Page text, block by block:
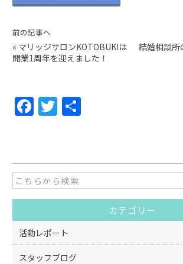
前の記事へ
« マリッジサロンKOTOBUKIは
開業1周年を迎えました！
結婚相談所
F
a
e
b
o
o
k
T
w
er
カテゴリー
活動レポート
スタッフブログ